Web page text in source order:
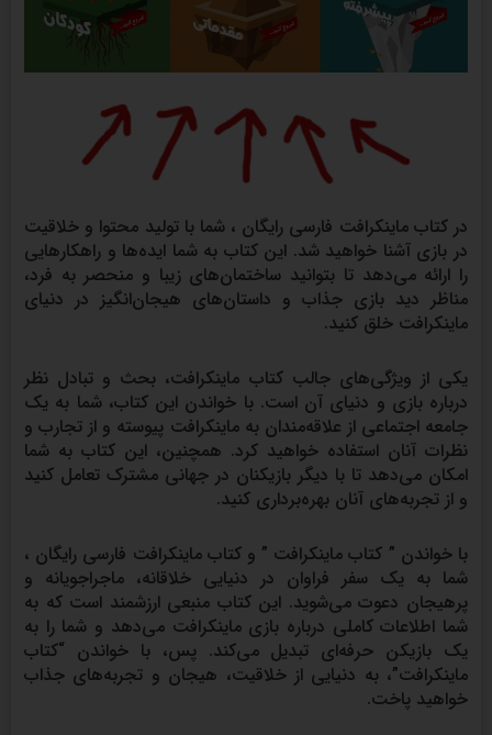
در کتاب ماینکرافت فارسی رایگان ، شما با تولید محتوا و خلاقیت
در بازی آشنا خواهید شد. این کتاب به شما ایده‌ها و راهکارهایی
را ارائه می‌دهد تا بتوانید ساختمان‌های زیبا و منحصر به فرد،
مناظر دید بازی جذاب و داستان‌های هیجان‌انگیز در دنیای
ماینکرافت خلق کنید.
یکی از ویژگی‌های جالب کتاب ماینکرافت، بحث و تبادل نظر
درباره بازی و دنیای آن است. با خواندن این کتاب، شما به یک
جامعه اجتماعی از علاقه‌مندان به ماینکرافت پیوسته و از تجارب و
نظرات آنان استفاده خواهید کرد. همچنین، این کتاب به شما
امکان می‌دهد تا با دیگر بازیکنان در جهانی مشترک تعامل کنید
و از تجربه‌های آنان بهره‌برداری کنید.
با خواندن ” کتاب ماینکرافت ” و کتاب ماینکرافت فارسی رایگان ،
شما به یک سفر فراوان در دنیایی خلاقانه، ماجراجویانه و
پرهیجان دعوت می‌شوید. این کتاب منبعی ارزشمند است که به
شما اطلاعات کاملی درباره بازی ماینکرافت می‌دهد و شما را به
یک بازیکن حرفه‌ای تبدیل می‌کند. پس، با خواندن “کتاب
ماینکرافت”، به دنیایی از خلاقیت، هیجان و تجربه‌های جذاب
خواهید پاخت.